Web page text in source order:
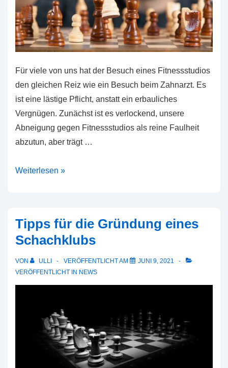
Für viele von uns hat der Besuch eines Fitnessstudios
den gleichen Reiz wie ein Besuch beim Zahnarzt. Es
ist eine lästige Pflicht, anstatt ein erbauliches
Vergnügen. Zunächst ist es verlockend, unsere
Abneigung gegen Fitnessstudios als reine Faulheit
abzutun, aber trägt …
Gründe
in
einem
Sportverein
Weiterlesen »
Tipps für die Gründung eines
Schachklubs
VON ULLI VERÖFFENTLICHT AM
JUNI 9, 2021
VERÖFFENTLICHT IN NEWS